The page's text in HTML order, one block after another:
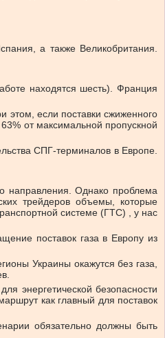
а также Великобритания.
находятся шесть). Франция
если поставки сжиженного
от максимальной пропускной
СПГ-терминалов в Европе.
направления. Однако проблема
трейдеров объемы, которые
системе (ГТС) , у нас
поставок газа в Европу из
Украины окажутся без газа,
энергетической безопасности
как главный для поставок
обязательно должны быть